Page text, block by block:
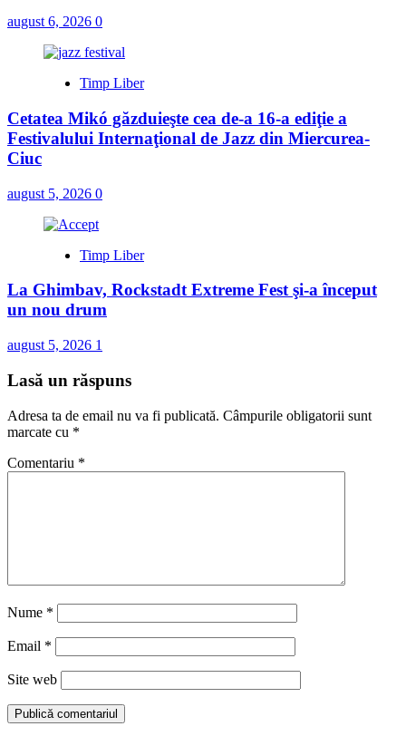
august 6, 2026 0
Timp Liber
Cetatea Mikó găzduieşte cea de-a 16-a ediţie a
Festivalului Internaţional de Jazz din Miercurea-
Ciuc
august 5, 2026 0
Timp Liber
La Ghimbav, Rockstadt Extreme Fest şi-a început
un nou drum
august 5, 2026 1
Lasă un răspuns
Adresa ta de email nu va fi publicată. Câmpurile obligatorii sunt
marcate cu *
Comentariu *
Nume *
Email *
Site web